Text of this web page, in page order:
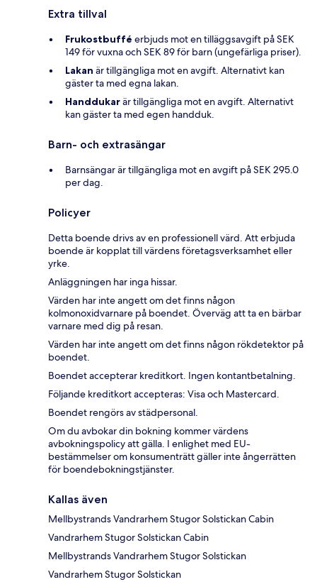
Extra tillval
Frukostbuffé erbjuds mot en tilläggsavgift på SEK
149 för vuxna och SEK 89 för barn (ungefärliga priser).
Lakan är tillgängliga mot en avgift. Alternativt kan
gäster ta med egna lakan.
Handdukarär tillgängliga mot en avgift. Alternativt
kan gäster ta med egen handduk.
Barn- och extrasängar
Barnsängar är tillgängliga mot en avgift på SEK 295.0
per dag.
Policyer
Detta boende drivs av en professionell värd. Att erbjuda
boende är kopplat till värdens företagsverksamhet eller
yrke.
Anläggningen har inga hissar.
Värden har inte angett om det finns någon
kolmonoxidvarnare på boendet. Överväg att ta en bärbar
varnare med dig på resan.
Värden har inte angett om det finns någon rökdetektor på
boendet.
Boendet accepterar kreditkort. Ingen kontantbetalning.
Följande kreditkort accepteras: Visa och Mastercard.
Boendet rengörs av städpersonal.
Om du avbokar din bokning kommer värdens
avbokningspolicy att gälla. I enlighet med EU-
bestämmelser om konsumenträtt gäller inte ångerrätten
för boendebokningstjänster.
Kallas även
Mellbystrands Vandrarhem Stugor Solstickan Cabin
Vandrarhem Stugor Solstickan Cabin
Mellbystrands Vandrarhem Stugor Solstickan
Vandrarhem Stugor Solstickan